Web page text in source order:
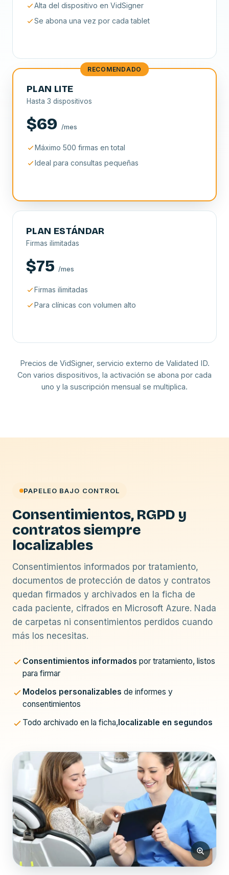
Alta del dispositivo en VidSigner
Se abona una vez por cada tablet
RECOMENDADO
PLAN LITE
Hasta 3 dispositivos
$69 /mes
Máximo 500 firmas en total
Ideal para consultas pequeñas
PLAN ESTÁNDAR
Firmas ilimitadas
$75 /mes
Firmas ilimitadas
Para clínicas con volumen alto
Precios de VidSigner, servicio externo de Validated ID.
Con varios dispositivos, la activación se abona por cada
uno y la suscripción mensual se multiplica.
PAPELEO BAJO CONTROL
Consentimientos, RGPD y
contratos siempre
localizables
Consentimientos informados por tratamiento,
documentos de protección de datos y contratos
quedan firmados y archivados en la ficha de
cada paciente, cifrados en Microsoft Azure. Nada
de carpetas ni consentimientos perdidos cuando
más los necesitas.
Consentimientos informados por tratamiento, listos
para firmar
Modelos personalizables de informes y
consentimientos
Todo archivado en la ficha,localizable en segundos